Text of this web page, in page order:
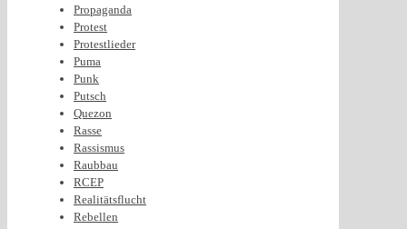
Propaganda
Protest
Protestlieder
Puma
Punk
Putsch
Quezon
Rasse
Rassismus
Raubbau
RCEP
Realitätsflucht
Rebellen